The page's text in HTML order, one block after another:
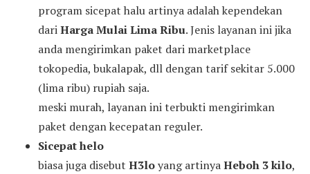
program sicepat halu artinya adalah kependekan
dariHarga Mulai Lima Ribu. Jenis layanan ini jika
anda mengirimkan paket dari marketplace
tokopedia, bukalapak, dll dengan tarif sekitar 5.000
(lima ribu) rupiah saja.
meski murah, layanan ini terbukti mengirimkan
paket dengan kecepatan reguler.
Sicepat helo
biasa juga disebut H3loyang artinyaHeboh 3 kilo,